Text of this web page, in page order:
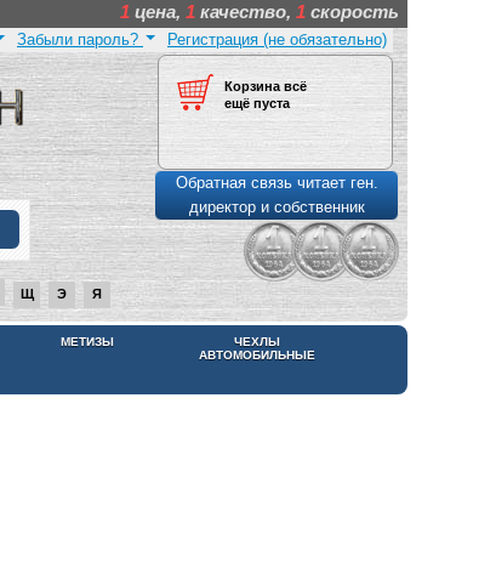
1 цена, 1 качество, 1 скорость
Регистрация (не обязательно)
Забыли пароль?
Корзина всё
ещё пуста
Обратная связь читает ген.
директор и собственник
Щ Э Я
МЕТИЗЫ
ЧЕХЛЫ
АВТОМОБИЛЬНЫЕ